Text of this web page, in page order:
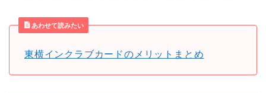
あわせて読みたい
東横インクラブカードのメリットまとめ